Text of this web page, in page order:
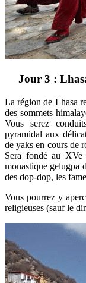
Jour 3 :
La région de Lhasa
des sommets
Vous serez
pyramidal aux
de yaks en cours de
Sera fondé au
monastique gelugpa
des dop-dop, les
Vous pourrez y
religieuses (sauf le